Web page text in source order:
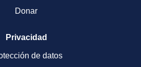
Donar
Privacidad
de datos